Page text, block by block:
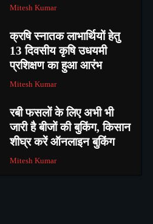
Mitesh Kumar
क्रषि स्नातक लाभार्थियों हेतु
13 दिवसीय कृषि उधयमी
प्रशिक्षण का हुआ आरंभ
Mitesh Kumar
रबी फसलों के लिए अभी भी
जारी है बीजों की बुकिंग, किसान
शीघ्र करें ऑनलाइन बुकिंग
Mitesh Kumar